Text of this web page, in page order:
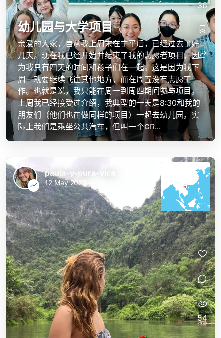
幼儿园与大学项目
亲爱的大家，自从我上周末在宁平后，已经过去了好
几天。现在我已经开始并结束了我的志愿者项目，因
为我只有四天的时间和孩子们在一起。这是因为我下
周一就要继续飞往其他地方，而在周五没有志愿工
作。也就是说，我只能在周一到周四期间参与项目。
上周我已经接受过介绍，我典型的一天是8:30和我的
朋友们（他们也在做同样的项目）一起去幼儿园。实
际上我们是乘坐公共汽车，但叫一个GR...
36
paula-y-pura-vida
12 May 2025
54